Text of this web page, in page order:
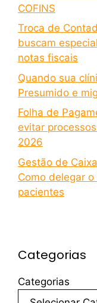
COFINS
Troca de
buscam
notas fiscais
Quando sua
Presumido e
Folha de
evitar
2026
Gestão de
Como delegar
pacientes
Categorias
Categorias